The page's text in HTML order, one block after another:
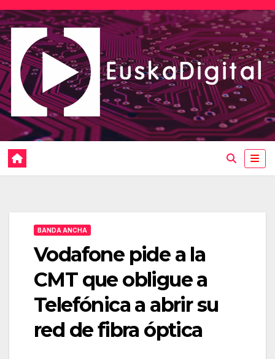
Saltar
al
contenido
BANDA ANCHA
Vodafone pide a la
CMT que obligue a
Telefónica a abrir su
red de fibra óptica